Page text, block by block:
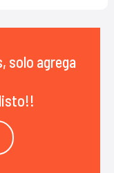
solo agrega